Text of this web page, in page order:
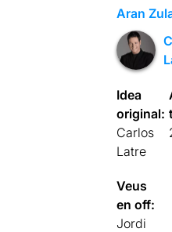
Aran
Idea
original:
Carlos
Latre
Veus
en off:
Jordi